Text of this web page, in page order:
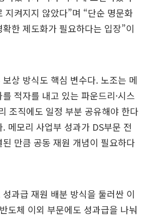
지켜지지 않았다”며 “단순 명문화
한 제도화가 필요하다는 입장”이
상 방식도 핵심 변수다. 노조는 메
적자를 내고 있는 파운드리·시스
조직에도 일정 부분 공유해야 한다
메모리 사업부 성과가 DS부문 전
만큼 공동 재원 개념이 필요하다
과급 재원 배분 방식을 둘러싼 이
도체 이외 부문에도 성과급을 나눠